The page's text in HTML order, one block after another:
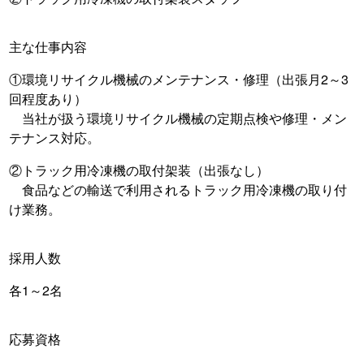
主な仕事内容
①環境リサイクル機械のメンテナンス・修理（出張月2～3
回程度あり）
当社が扱う環境リサイクル機械の定期点検や修理・メン
テナンス対応。
②トラック用冷凍機の取付架装（出張なし）
食品などの輸送で利用されるトラック用冷凍機の取り付
け業務。
採用人数
各1～2名
応募資格